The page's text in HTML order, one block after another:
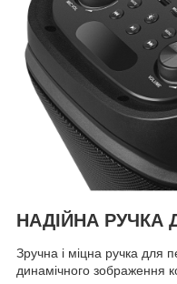
НАДІЙНА РУЧКА
Зручна і міцна ручка для
динамічного зображення